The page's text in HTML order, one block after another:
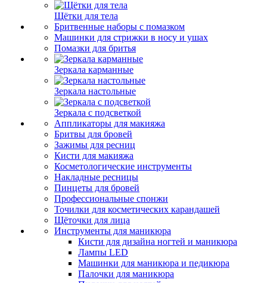
Щётки для тела
Бритвенные наборы с помазком
Машинки для стрижки в носу и ушах
Помазки для бритья
Зеркала карманные
Зеркала настольные
Зеркала с подсветкой
Аппликаторы для макияжа
Бритвы для бровей
Зажимы для ресниц
Кисти для макияжа
Косметологические инструменты
Накладные ресницы
Пинцеты для бровей
Профессиональные спонжи
Точилки для косметических карандашей
Щёточки для лица
Инструменты для маникюра
Кисти для дизайна ногтей и маникюра
Лампы LED
Машинки для маникюра и педикюра
Палочки для маникюра